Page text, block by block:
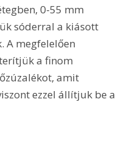
0-55 mm
sóderral a kiásott
A megfelelően
a finom
amit
ezzel állítjuk be a